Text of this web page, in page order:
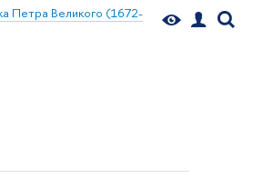
Петра Великого (1672-